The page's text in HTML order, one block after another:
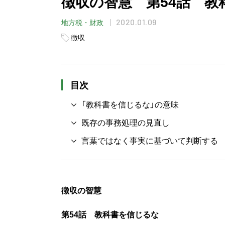
地方税・財政 2020.01.09
徴収
目次
「教科書を信じるな」の意味
既存の事務処理の見直し
言葉ではなく事実に基づいて判断する
徴収の智慧
第54話 教科書を信じるな